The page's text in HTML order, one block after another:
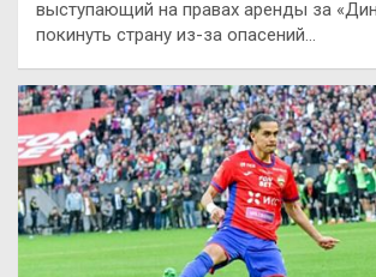
выступающий на правах аренды за
покинуть страну из-за опасений…